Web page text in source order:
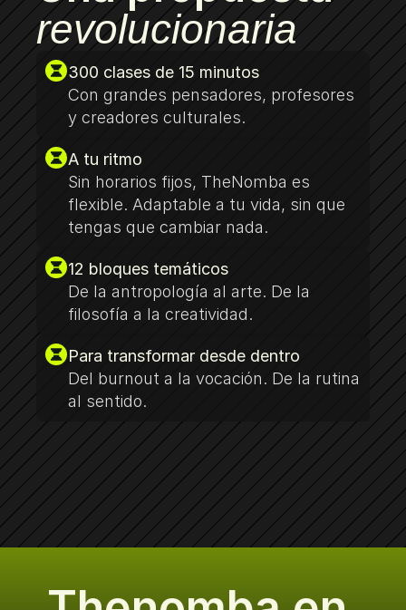
revolucionaria
300 clases de 15 minutos
Con grandes pensadores, profesores
y creadores culturales.
A tu ritmo
Sin horarios fijos, TheNomba es
flexible. Adaptable a tu vida, sin que
tengas que cambiar nada.
12 bloques temáticos
De la antropología al arte. De la
filosofía a la creatividad.
Para transformar desde dentro
Del burnout a la vocación. De la rutina
al sentido.